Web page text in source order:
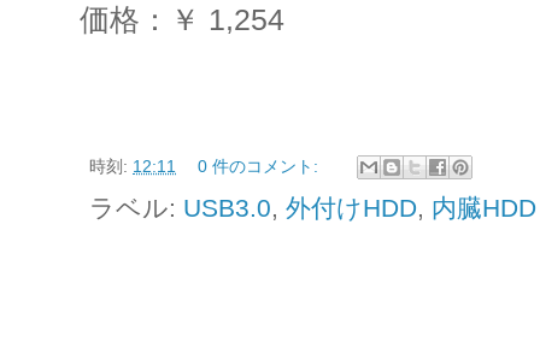
価格：￥ 1,254
時刻: 12:11 0 件のコメント:
ラベル: USB3.0, 外付けHDD, 内臓HDD